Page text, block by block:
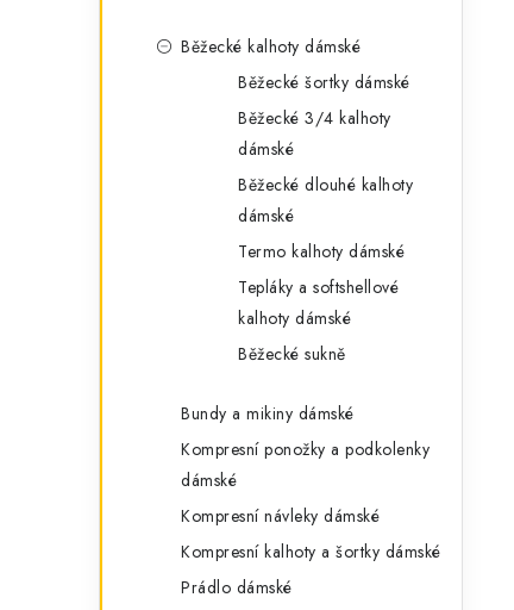
Běžecké kalhoty dámské
Běžecké šortky dámské
Běžecké 3/4 kalhoty
dámské
Běžecké dlouhé kalhoty
dámské
Termo kalhoty dámské
Tepláky a softshellové
kalhoty dámské
Běžecké sukně
Bundy a mikiny dámské
Kompresní ponožky a podkolenky
dámské
Kompresní návleky dámské
Kompresní kalhoty a šortky dámské
Prádlo dámské